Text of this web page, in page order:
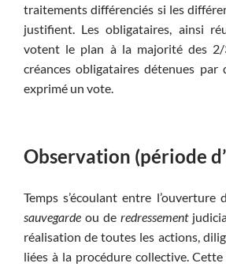
traitements différenciés si les
justifient. Les obligataires, ainsi
votent le plan à la majorité des
créances obligataires détenues par
exprimé un vote.
Observation (période
Temps s’écoulant entre l’ouverture
sauvegarde ou de redressement
réalisation de toutes les actions,
liées à la procédure collective.